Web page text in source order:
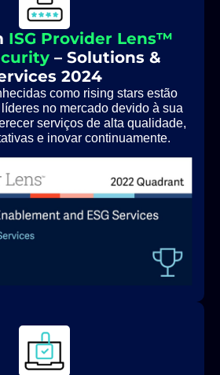
ISG Provider Lens™
– Solutions &
2024
como rising stars estão
no mercado devido à sua
serviços de alta qualidade,
e inovar continuamente.